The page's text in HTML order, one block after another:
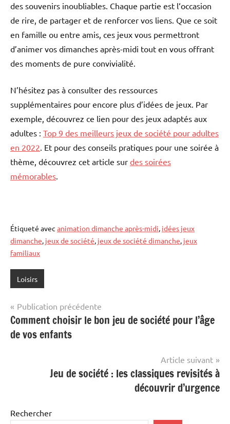
des souvenirs inoubliables. Chaque partie est l‘occasion
de rire, de partager et de renforcer vos liens. Que ce soit
en famille ou entre amis, ces jeux vous permettront
d’animer vos dimanches après-midi tout en vous offrant
des moments de pure convivialité.
N’hésitez pas à consulter des ressources
supplémentaires pour encore plus d’idées de jeux. Par
exemple, découvrez ce lien pour des jeux adaptés aux
adultes : Top 9 des meilleurs jeux de société pour adultes
en 2022. Et pour des conseils pratiques pour une soirée à
thème, découvrez cet article sur des soirées
mémorables.
Étiqueté avec animation dimanche après-midi, idées jeux
dimanche, jeux de société, jeux de société dimanche, jeux
familiaux
Loisirs
Navigation
de
l’article
Publication précédente
Comment choisir le bon jeu de société pour l’âge
de vos enfants
Article suivant
Jeu de société : les classiques revisités à
découvrir d’urgence
Rechercher